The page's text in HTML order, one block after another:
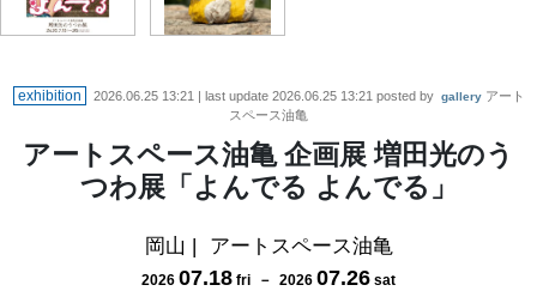
exhibition 2026.06.25 13:21 | last update 2026.06.25 13:21 posted by gallery アート
スペース油亀
アートスペース油亀 企画展 増田光のう
つわ展「よんでる よんでる」
岡山 | アートスペース油亀
2026 07.18 fri － 2026 07.26 sat